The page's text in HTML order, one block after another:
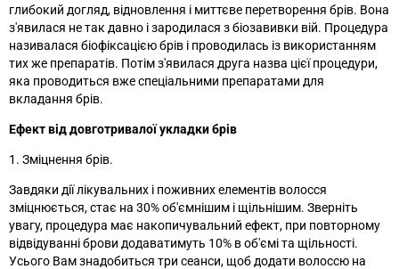
глибокий догляд, відновлення і миттєве перетворення брів. Вона
з'явилася не так давно і зародилася з біозавивки вій. Процедура
називалася біофіксацією брів і проводилась із використанням
тих же препаратів. Потім з'явилася друга назва цієї процедури,
яка проводиться вже спеціальними препаратами для
вкладання брів.
Ефект від довготривалої укладки брів
1. Зміцнення брів.
Завдяки дії лікувальних і поживних елементів волосся
зміцнюється, стає на 30% об'ємнішим і щільнішим. Зверніть
увагу, процедура має накопичувальний ефект, при повторному
відвідуванні брови додаватимуть 10% в об'ємі та щільності.
Усього Вам знадобиться три сеанси, щоб додати волоссю на